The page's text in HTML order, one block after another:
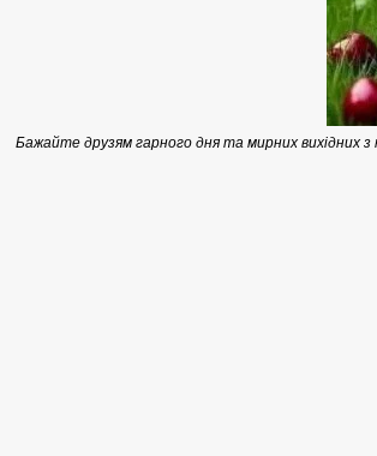
Бажайте друзям гарного дня та мирних вихідних